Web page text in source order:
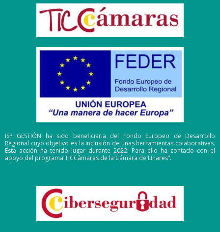
ISP GESTIÓN ha sido beneficiaria del Fondo Europeo de Desarrollo
Regional cuyo objetivo es la inclusión de unas herramientas colaborativas.
Esta acción ha tenido lugar durante 2022. Para ello ha contado con el
apoyo del programa TICCámaras de la Cámara de Linares”.